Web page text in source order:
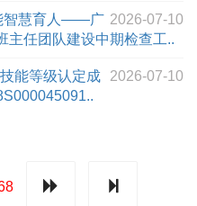
2026-07-10
智慧育人——广
主任团队建设中期检查工..
2026-07-10
能等级认定成